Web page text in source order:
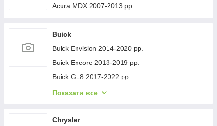
Infiniti QX80 2013-2024 рр.
Acura MDX 2007-2013 рр.
Buick
Buick Envision 2014-2020 рр.
Buick Encore 2013-2019 рр.
Buick GL8 2017-2022 рр.
Buick Lacrosse 2017-2023 рр.
Buick Verano 2016-2021 рр.
Показати все
Chrysler